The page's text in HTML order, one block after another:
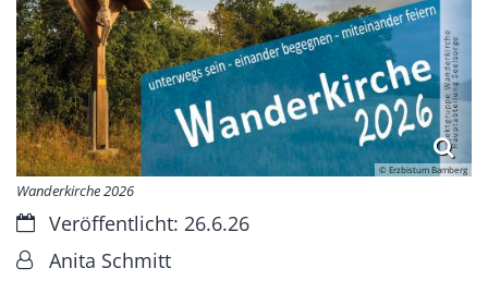
© Erzbistum Bamberg
Wanderkirche 2026
Datum:Veröffentlicht: 26.6.26
Von:Anita Schmitt